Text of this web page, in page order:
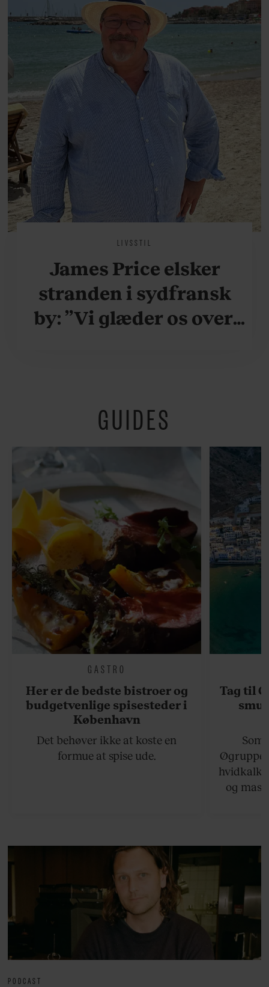
livsglæde, han nægter at give slip
på.
LIVSSTIL
James Price elsker
stranden i sydfransk
by: ”Vi glæder os over,
fredeligt”
GUIDES
GASTRO
Her er de bedste bistroer og
budgetvenlige spisesteder i
København
Det behøver ikke at koste en
formue at spise ude.
Tag til
og
PODCAST